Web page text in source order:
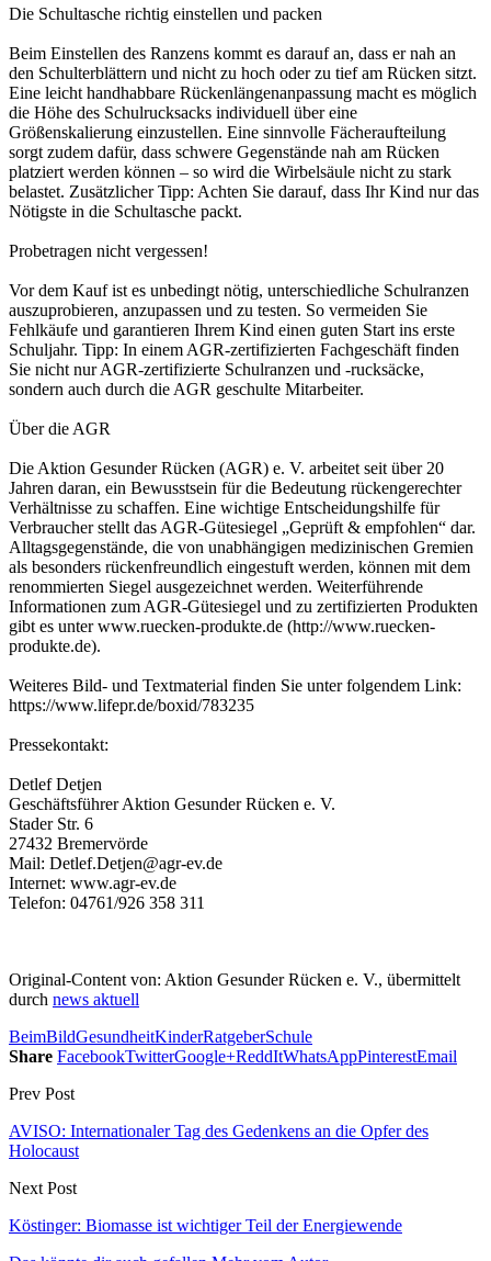
Die Schultasche richtig einstellen und packen
Beim Einstellen des Ranzens kommt es darauf an, dass er nah an
den Schulterblättern und nicht zu hoch oder zu tief am Rücken sitzt.
Eine leicht handhabbare Rückenlängenanpassung macht es möglich
die Höhe des Schulrucksacks individuell über eine
Größenskalierung einzustellen. Eine sinnvolle Fächeraufteilung
sorgt zudem dafür, dass schwere Gegenstände nah am Rücken
platziert werden können – so wird die Wirbelsäule nicht zu stark
belastet. Zusätzlicher Tipp: Achten Sie darauf, dass Ihr Kind nur das
Nötigste in die Schultasche packt.
Probetragen nicht vergessen!
Vor dem Kauf ist es unbedingt nötig, unterschiedliche Schulranzen
auszuprobieren, anzupassen und zu testen. So vermeiden Sie
Fehlkäufe und garantieren Ihrem Kind einen guten Start ins erste
Schuljahr. Tipp: In einem AGR-zertifizierten Fachgeschäft finden
Sie nicht nur AGR-zertifizierte Schulranzen und -rucksäcke,
sondern auch durch die AGR geschulte Mitarbeiter.
Über die AGR
Die Aktion Gesunder Rücken (AGR) e. V. arbeitet seit über 20
Jahren daran, ein Bewusstsein für die Bedeutung rückengerechter
Verhältnisse zu schaffen. Eine wichtige Entscheidungshilfe für
Verbraucher stellt das AGR-Gütesiegel „Geprüft & empfohlen“ dar.
Alltagsgegenstände, die von unabhängigen medizinischen Gremien
als besonders rückenfreundlich eingestuft werden, können mit dem
renommierten Siegel ausgezeichnet werden. Weiterführende
Informationen zum AGR-Gütesiegel und zu zertifizierten Produkten
gibt es unter www.ruecken-produkte.de (http://www.ruecken-
produkte.de).
Weiteres Bild- und Textmaterial finden Sie unter folgendem Link:
https://www.lifepr.de/boxid/783235
Pressekontakt:
Detlef Detjen
Geschäftsführer Aktion Gesunder Rücken e. V.
Stader Str. 6
27432 Bremervörde
Mail: Detlef.Detjen@agr-ev.de
Internet: www.agr-ev.de
Telefon: 04761/926 358 311
Original-Content von: Aktion Gesunder Rücken e. V., übermittelt
durch news aktuell
BeimBildGesundheitKinderRatgeberSchule
Share FacebookTwitterGoogle+ReddItWhatsAppPinterestEmail
Prev Post
AVISO: Internationaler Tag des Gedenkens an die Opfer des
Holocaust
Next Post
Köstinger: Biomasse ist wichtiger Teil der Energiewende